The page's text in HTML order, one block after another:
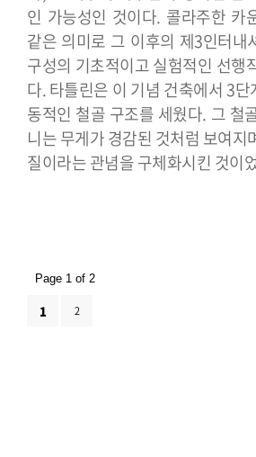
인 가능성인 것이다. 콜라주한 카
같은 의미로 그 이후의 제3인터내
구성의 기초적이고 실험적인 선행
다. 타틀린은 이 기념 건축에서 3
동적인 철골 구조를 세웠다. 그 철
니는 무게가 경감된 것처럼 보여지
질이라는 관념을 구체화시킨 것이
Page 1 of 2
1 2